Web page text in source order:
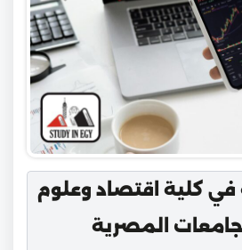
في كلية اقتصاد وعلوم
المصرية